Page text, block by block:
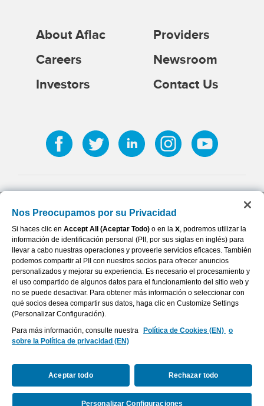
About Aflac
Careers
Investors
Providers
Newsroom
Contact Us
Terms of Use
Privacy Center
Exercise Your Rights
Your California Privacy Choices
Cookie Settings
Accessibility Statement
Report Fraud, Waste and Abuse
Nos Preocupamos por su Privacidad
Si haces clic en Accept All (Aceptar Todo) o en la X, podremos utilizar la
información de identificación personal (PII, por sus siglas en inglés) para
llevar a cabo nuestras operaciones y proveerle servicios eficaces. También
podemos compartir al PII con nuestros socios para ofrecer anuncios
personalizados y mejorar su experiencia. Es necesario el procesamiento y
el uso compartido de algunos datos para el funcionamiento del sitio web y
no se puede desactivar. Para obtener más información o seleccionar con
qué socios desea compartir sus datos, haga clic en Customize Settings
(Personalizar Configuración).
Para más información, consulte nuestra
Política de Cookies (EN) o
sobre la Política de privacidad (EN)
Aceptar todo Rechazar todo
Personalizar Configuraciones